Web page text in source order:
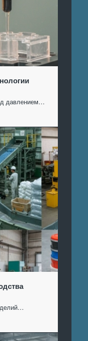
давлением…